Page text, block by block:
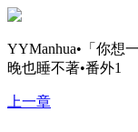
YYManhua•「你想
晚也睡不著•番外1
上一章